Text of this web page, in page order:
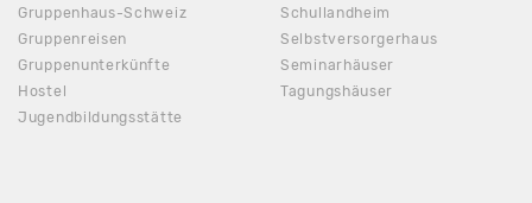
Gruppenhaus-Schweiz
Gruppenreisen
Gruppenunterkünfte
Hostel
Jugendbildungsstätte
Schullandheim
Selbstversorgerhaus
Seminarhäuser
Tagungshäuser